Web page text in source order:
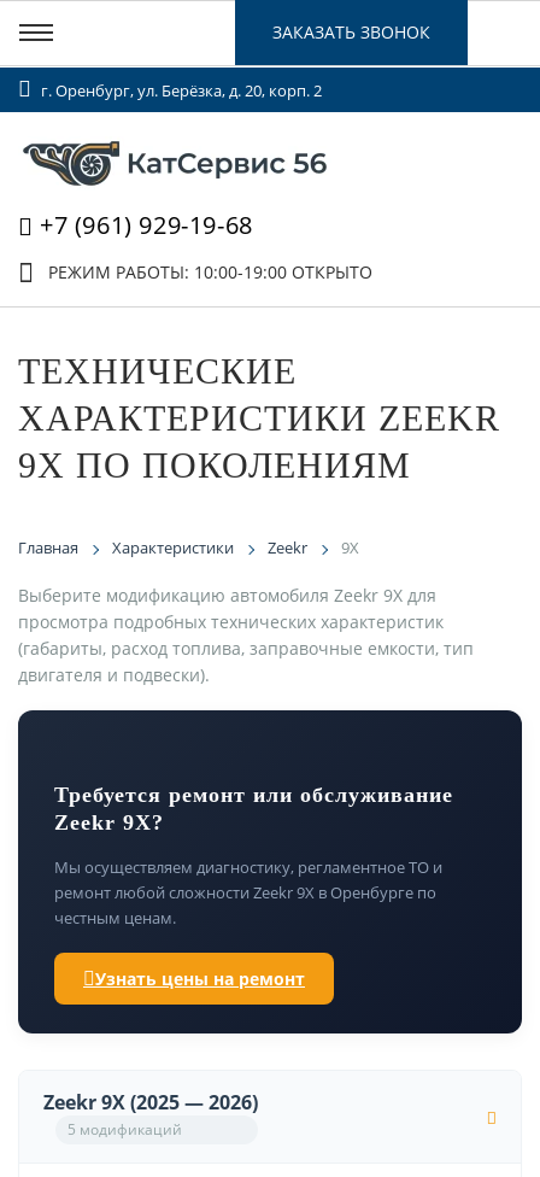
г. Оренбург, ул. Берёзка, д. 20, корп. 2
+7 (961) 929-19-68
РЕЖИМ РАБОТЫ: 10:00-19:00 ОТКРЫТО
ЗАКАЗАТЬ ЗВОНОК
ТЕХНИЧЕСКИЕ
ХАРАКТЕРИСТИКИ ZEEKR
9X ПО ПОКОЛЕНИЯМ
Главная Характеристики Zeekr 9X
Выберите модификацию автомобиля Zeekr 9X для
просмотра подробных технических характеристик
(габариты, расход топлива, заправочные емкости, тип
двигателя и подвески).
Требуется ремонт или обслуживание
Zeekr 9X?
Мы осуществляем диагностику, регламентное ТО и
ремонт любой сложности Zeekr 9X в Оренбурге по
честным ценам.
Узнать цены на ремонт
Zeekr 9X (2025 — 2026)
5 модификаций